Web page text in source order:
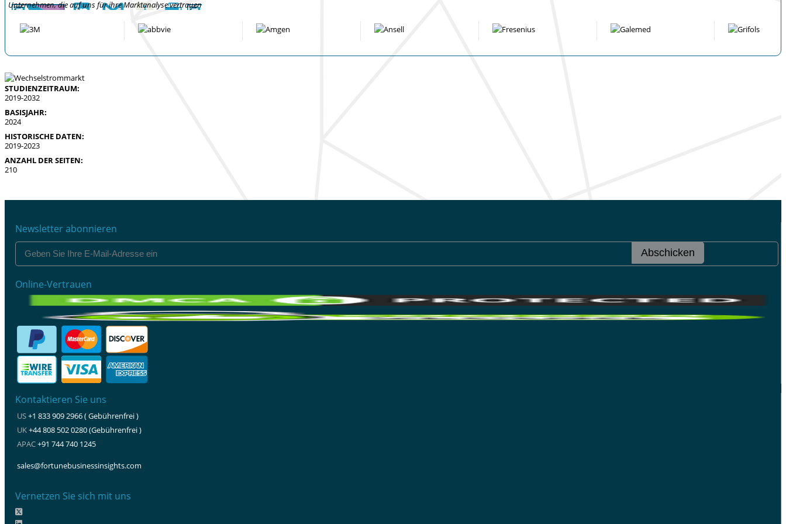
Unternehmen, die auf uns für ihre Marktanalyse vertrauen
STUDIENZEITRAUM:
2019-2032
BASISJAHR:
2024
HISTORISCHE DATEN:
2019-2023
ANZAHL DER SEITEN:
210
Newsletter abonnieren
Abschicken
Online-Vertrauen
Kontaktieren Sie uns
US+1 833 909 2966 ( Gebührenfrei )
UK+44 808 502 0280 (Gebührenfrei )
APAC+91 744 740 1245
sales@fortunebusinessinsights.com
Vernetzen Sie sich mit uns